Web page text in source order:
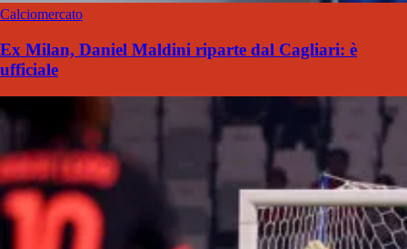
Calciomercato
Ex Milan, Daniel Maldini riparte dal Cagliari: è
ufficiale